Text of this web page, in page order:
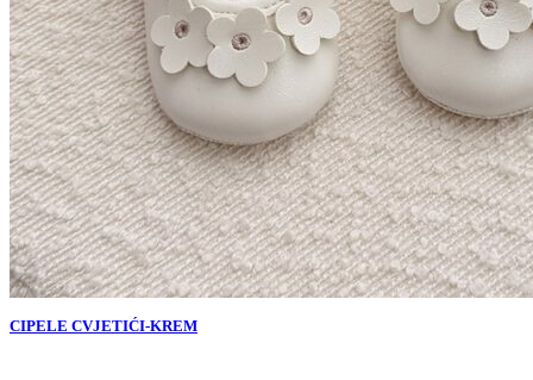
CIPELE CVJETIĆI-KREM